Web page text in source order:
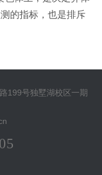
的指标，也是排斥
199号独墅湖校区一期